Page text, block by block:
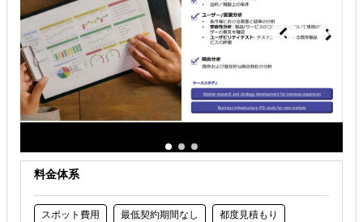
どの国に進出するべきか決めたい
自社事業に最適な進出形態を知りたい
自社商材に最適な販売方法を知りたい
料金体系
スポット費用 最低契約期間なし 都度見積もり